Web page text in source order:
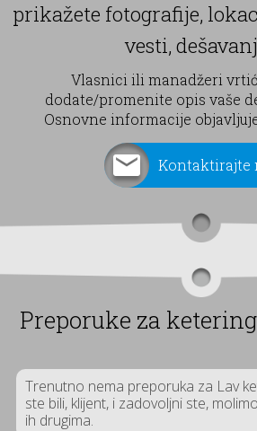
prikažete fotografije,
vesti,
Vlasnici ili manadžeri
dodate/promenite opis vaše
Osnovne informacije
Kontaktirajte
Preporuke za
Trenutno nema preporuka za Lav
ste bili, klijent, i zadovoljni ste,
ih drugima.